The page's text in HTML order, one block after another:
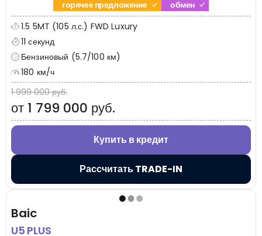
горячее предложение
обмен
1.5 5MT (105 л.с.) FWD Luxury
11 секунд
Бензиновый (5.7/100 км)
180 км/ч
1 999 000 руб.
от 1 799 000 руб.
Купить в кредит
Рассчитать TRADE-IN
Baic
U5 PLUS